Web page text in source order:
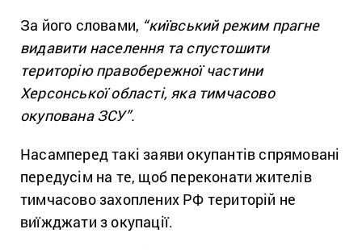
За його словами, “київський режим прагне
видавити населення та спустошити
територію правобережної частини
Херсонської області, яка тимчасово
окупована ЗСУ”.
Насамперед такі заяви окупантів спрямовані
передусім на те, щоб переконати жителів
тимчасово захоплених РФ територій не
виїжджати з окупації.